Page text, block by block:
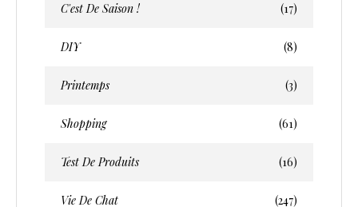
C'est De Saison ! (17)
DIY (8)
Printemps (3)
Shopping (61)
Test De Produits (16)
Vie De Chat (247)